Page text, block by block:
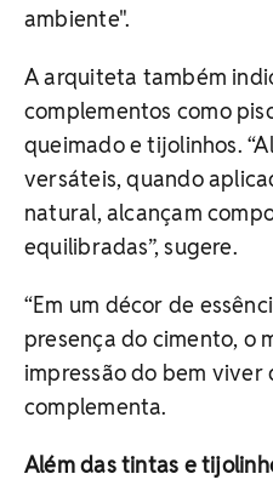
ambiente".
A arquiteta também
complementos como
queimado e tijolinhos.
versáteis, quando
natural, alcançam
equilibradas”, sugere.
“Em um décor de
presença do cimento, o
impressão do bem viver
complementa.
Além das tintas e